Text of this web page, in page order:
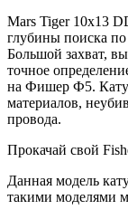
Mars Tiger 10x13
глубины поиска
Большой захват,
точное
на Фишер Ф5.
материалов,
провода.
Прокачай свой
Данная модель
такими моделями